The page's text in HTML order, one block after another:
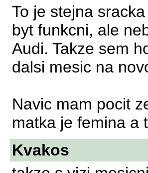
To je stejna
byt funkcni, ale
Audi. Takze sem
dalsi mesic na
Navic mam pocit
matka je femina a
Kvakos